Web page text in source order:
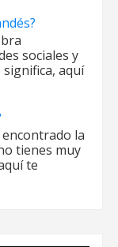
sociales y
aquí
la
tienes muy
te